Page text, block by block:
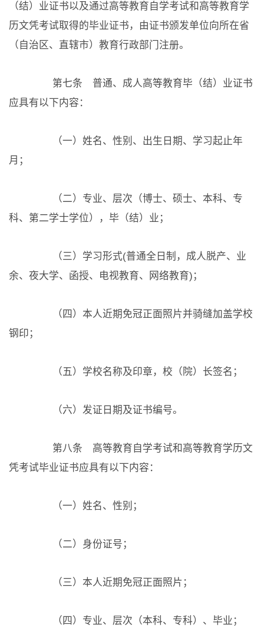
（结）业证书以及通过高等教育自学考试和高等教育学
历文凭考试取得的毕业证书，由证书颁发单位向所在省
（自治区、直辖市）教育行政部门注册。
第七条 普通、成人高等教育毕（结）业证书
应具有以下内容：
（一）姓名、性别、出生日期、学习起止年
月；
（二）专业、层次（博士、硕士、本科、专
科、第二学士学位），毕（结）业；
（三）学习形式(普通全日制，成人脱产、业
余、夜大学、函授、电视教育、网络教育)；
（四）本人近期免冠正面照片并骑缝加盖学校
钢印；
（五）学校名称及印章，校（院）长签名；
（六）发证日期及证书编号。
第八条 高等教育自学考试和高等教育学历文
凭考试毕业证书应具有以下内容：
（一）姓名、性别；
（二）身份证号；
（三）本人近期免冠正面照片；
（四）专业、层次（本科、专科）、毕业；